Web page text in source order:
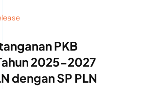
PKB
2025-2027
dengan SP PLN